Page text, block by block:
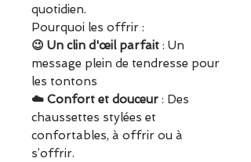
quotidien.
Pourquoi les offrir :
😉 Un clin d'œil parfait : Un
message plein de tendresse pour
les tontons
☁️ Confort et douceur : Des
chaussettes stylées et
confortables, à offrir ou à
s’offrir.